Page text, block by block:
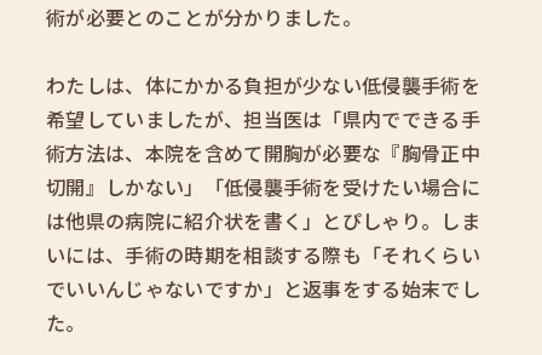
術が必要とのことが分かりました。
わたしは、体にかかる負担が少ない低侵襲手術を
希望していましたが、担当医は「県内でできる手
術方法は、本院を含めて開胸が必要な『胸骨正中
切開』しかない」「低侵襲手術を受けたい場合に
は他県の病院に紹介状を書く」とぴしゃり。しま
いには、手術の時期を相談する際も「それくらい
でいいんじゃないですか」と返事をする始末でし
た。